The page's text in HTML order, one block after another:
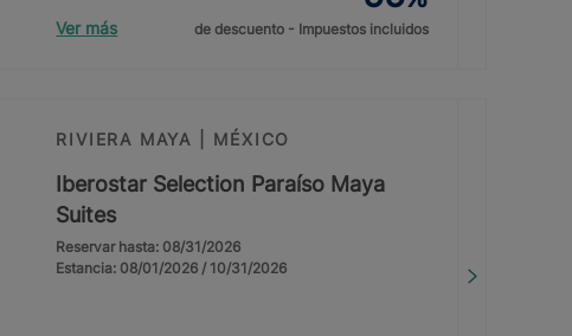
Ver más de descuento - Impuestos incluidos
RIVIERA MAYA | MÉXICO
Iberostar Selection Paraíso Maya
Suites
Reservar hasta: 08/31/2026
Estancia: 08/01/2026 / 10/31/2026